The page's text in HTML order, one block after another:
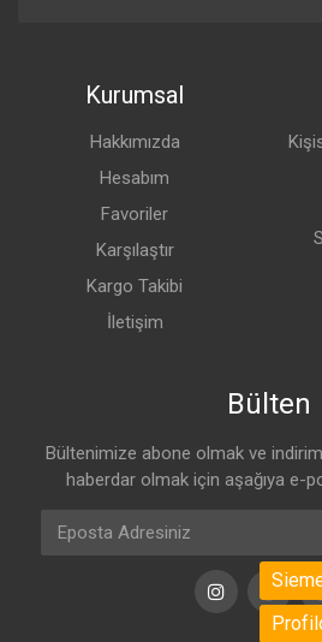
Kurumsal
Hakkımızda
Hesabım
Favoriler
Karşılaştır
Kargo Takibi
İletişim
Bülten
Bültenimize abone olmak ve
haberdar olmak için aşağıya e-
Instagram